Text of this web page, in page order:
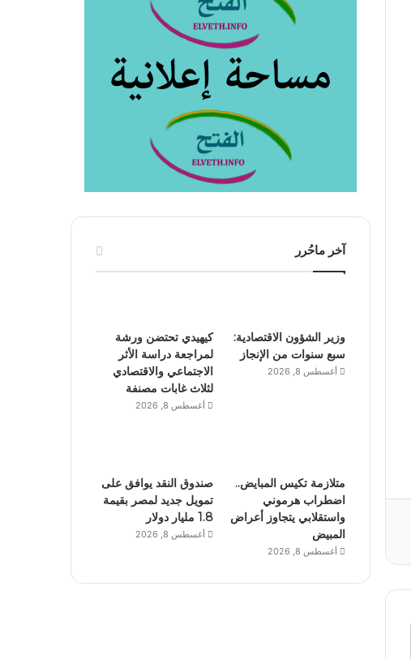
آخر ماحُرر
وزير الشؤون الاقتصادية:
سبع سنوات من الإنجاز
أغسطس 8, 2026
كيهيدي تحتضن ورشة
لمراجعة دراسة الأثر
الاجتماعي والاقتصادي
لثلاث غابات مصنفة
أغسطس 8, 2026
متلازمة تكيس المبايض..
اضطراب هرموني
واستقلابي يتجاوز أعراض
المبيض
أغسطس 8, 2026
صندوق النقد يوافق على
تمويل جديد لمصر بقيمة
1.8 مليار دولار
أغسطس 8, 2026